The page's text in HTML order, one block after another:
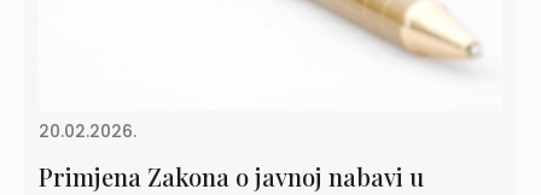
20.02.2026.
Primjena Zakona o javnoj nabavi u